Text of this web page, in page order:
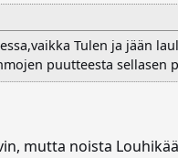
Tulen ja jään
puutteesta sellasen
mutta noista